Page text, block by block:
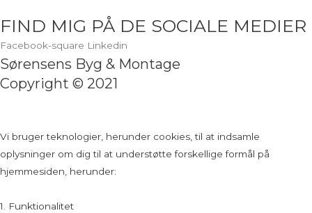
FIND MIG PÅ DE SOCIALE MEDIER
Facebook-square Linkedin
Sørensens Byg & Montage
Copyright © 2021
Vi bruger teknologier, herunder cookies, til at indsamle
oplysninger om dig til at understøtte forskellige formål på
hjemmesiden, herunder:
1. Funktionalitet